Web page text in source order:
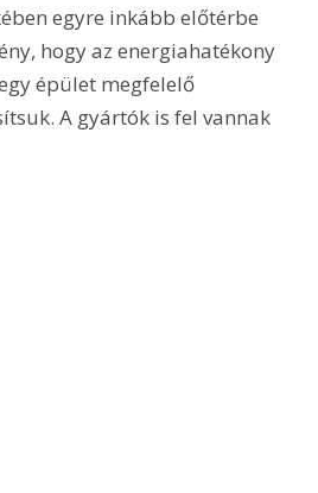
egyre inkább előtérbe
hogy az energiahatékony
épület megfelelő
A gyártók is fel vannak